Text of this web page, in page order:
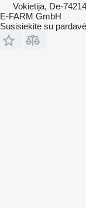
Vokietija, De-
E-FARM GmbH
Susisiekite su